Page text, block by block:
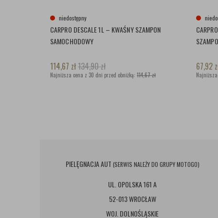
niedostępny
CARPRO DESCALE 1L – KWAŚNY SZAMPON
SAMOCHODOWY
114,67 zł134,90zł
Najniższa cena z 30 dni przed obniżką: 114,67 zł
67,92
PIELĘGNACJA AUT (SERWIS NALEŻY DO GRUPY MOTOGO)
UL. OPOLSKA 161 A
52-013 WROCŁAW
WOJ. DOLNOŚLĄSKIE